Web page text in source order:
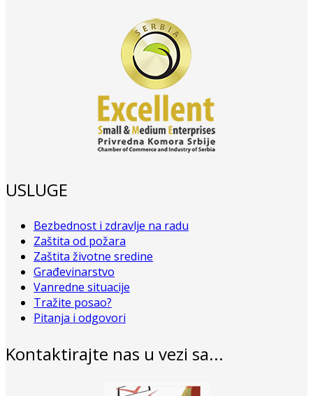
USLUGE
Bezbednost i zdravlje na radu
Zaštita od požara
Zaštita životne sredine
Građevinarstvo
Vanredne situacije
Tražite posao?
Pitanja i odgovori
Kontaktirajte nas u vezi sa...